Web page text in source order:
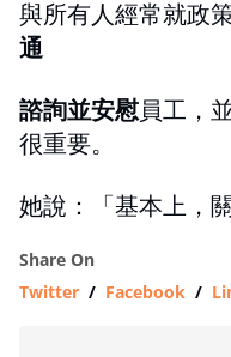
與所有人經常就政
通
諮詢並安慰員工，
很重要。
她說：「基本上，
Share On
Twitter / Facebook /